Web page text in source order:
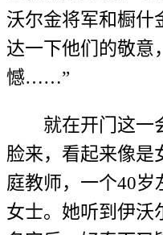
沃尔金将军和橱什
达一下他们的敬意
憾……”
就在开门这一
脸来，看起来像是
庭教师，一个40岁
女士。她听到伊沃